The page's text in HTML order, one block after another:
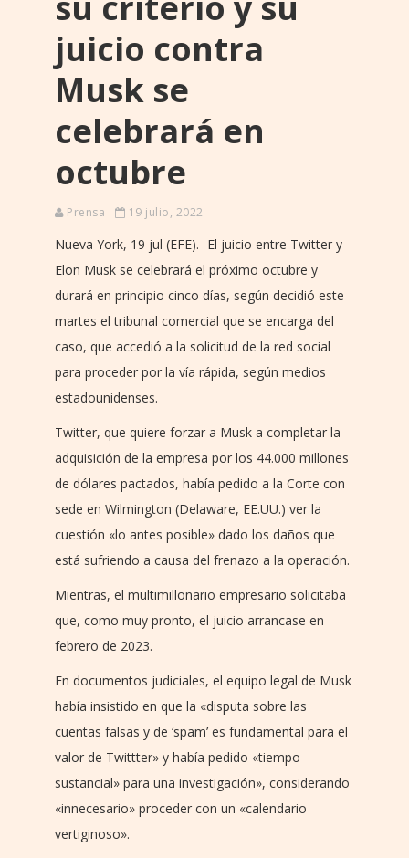
juicio contra
Musk se
celebrará en
octubre
Prensa 19 julio, 2022
Nueva York, 19 jul (EFE).- El juicio entre Twitter y
Elon Musk se celebrará el próximo octubre y
durará en principio cinco días, según decidió este
martes el tribunal comercial que se encarga del
caso, que accedió a la solicitud de la red social
para proceder por la vía rápida, según medios
estadounidenses.
Twitter, que quiere forzar a Musk a completar la
adquisición de la empresa por los 44.000 millones
de dólares pactados, había pedido a la Corte con
sede en Wilmington (Delaware, EE.UU.) ver la
cuestión «lo antes posible» dado los daños que
está sufriendo a causa del frenazo a la operación.
Mientras, el multimillonario empresario solicitaba
que, como muy pronto, el juicio arrancase en
febrero de 2023.
En documentos judiciales, el equipo legal de Musk
había insistido en que la «disputa sobre las
cuentas falsas y de ‘spam’ es fundamental para el
valor de Twittter» y había pedido «tiempo
sustancial» para una investigación», considerando
«innecesario» proceder con un «calendario
vertiginoso».